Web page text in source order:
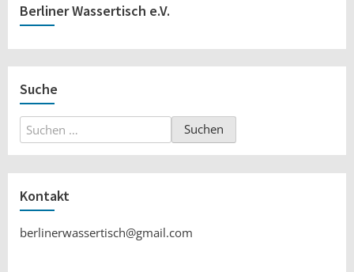
Berliner Wassertisch e.V.
Suche
Suchen
nach:
Kontakt
berlinerwassertisch@gmail.com